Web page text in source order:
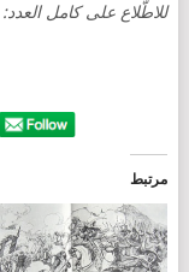
للاطّلاع على كامل العدد:
مرتبط